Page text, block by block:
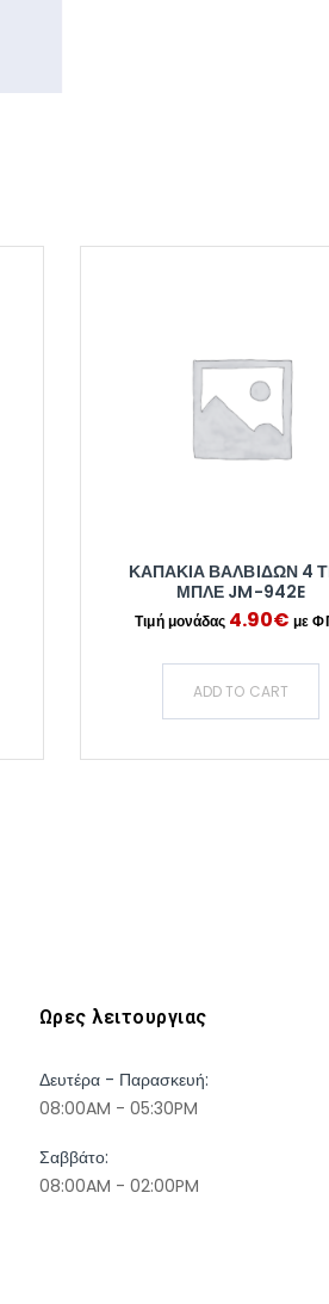
ΚΑΠΑΚΙΑ ΒΑΛΒΙΔΩΝ 4
ΜΠΛΕ JM-942E
4.90€
ADD TO CART
Ωρες λειτουργιας
Δευτέρα - Παρασκευή:
08:00AM - 05:30PM
Σαββάτο:
08:00AM - 02:00PM